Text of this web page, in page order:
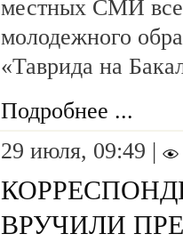
местных СМИ
молодежного
«Таврида на
Подробнее ...
29 июля, 09:49 |
ВРУЧИЛИ